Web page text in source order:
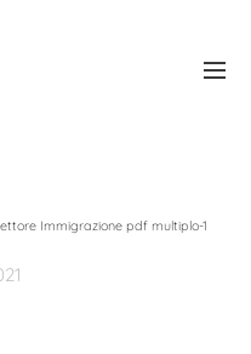
Immigrazione pdf multiplo-1